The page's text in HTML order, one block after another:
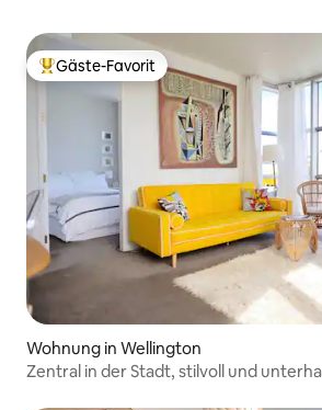
Beliebter Gäste-Favorit.
Gäste-Favorit
Wohnung in Wellington
Zentral in der Stadt, stilvoll und